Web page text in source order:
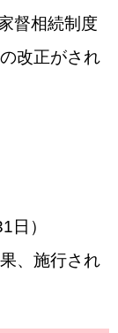
督相続制度
改正がされ
日）
、施行され